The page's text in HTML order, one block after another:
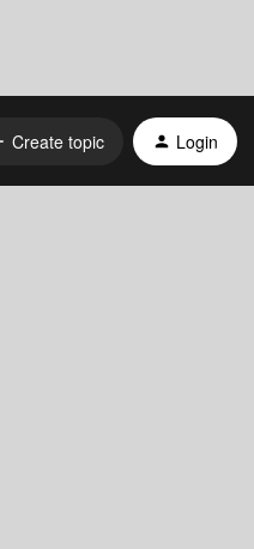
Create topic Login